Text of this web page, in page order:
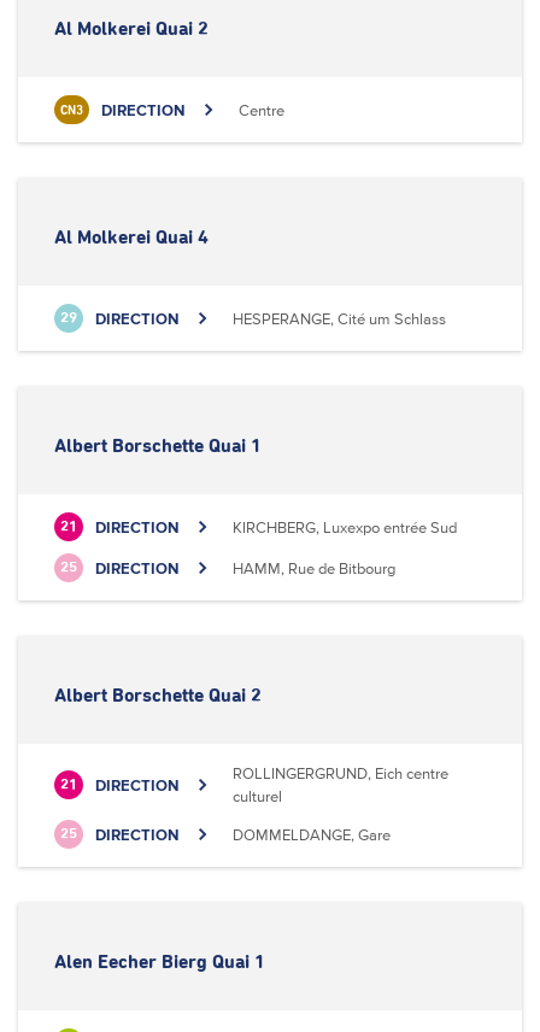
Al Molkerei Quai 2
CN3 DIRECTION Centre
Al Molkerei Quai 4
29 DIRECTION HESPERANGE, Cité um Schlass
Albert Borschette Quai 1
21 DIRECTION KIRCHBERG, Luxexpo entrée Sud
25 DIRECTION HAMM, Rue de Bitbourg
Albert Borschette Quai 2
21 DIRECTION
ROLLINGERGRUND, Eich centre
culturel
25 DIRECTION DOMMELDANGE, Gare
Alen Eecher Bierg Quai 1